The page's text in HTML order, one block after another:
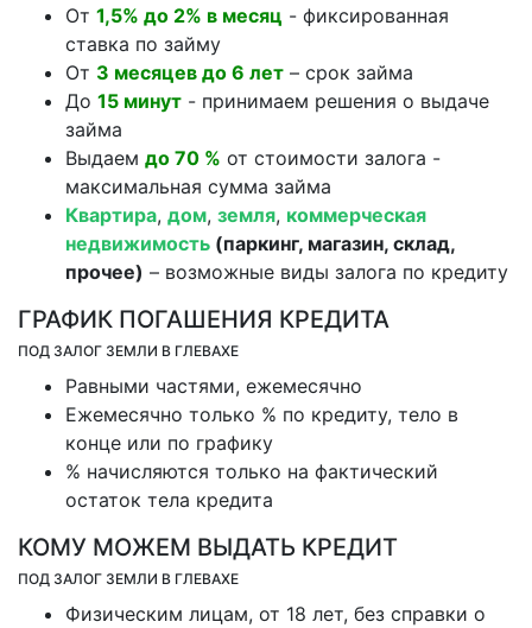
От 1,5% до 2% в месяц - фиксированная
ставка по займу
От 3 месяцев до 6 лет – срок займа
До 15 минут - принимаем решения о выдаче
займа
Выдаем до 70 % от стоимости залога -
максимальная сумма займа
Квартира, дом, земля, коммерческая
недвижимость (паркинг, магазин, склад,
прочее) – возможные виды залога по кредиту
ГРАФИК ПОГАШЕНИЯ КРЕДИТА
ПОД ЗАЛОГ ЗЕМЛИ В ГЛЕВАХЕ
Равными частями, ежемесячно
Ежемесячно только % по кредиту, тело в
конце или по графику
% начисляются только на фактический
остаток тела кредита
КОМУ МОЖЕМ ВЫДАТЬ КРЕДИТ
ПОД ЗАЛОГ ЗЕМЛИ В ГЛЕВАХЕ
Физическим лицам, от 18 лет, без справки о